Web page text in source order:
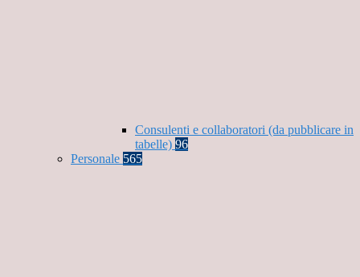
Consulenti e collaboratori (da pubblicare in
tabelle) 96
Personale 565